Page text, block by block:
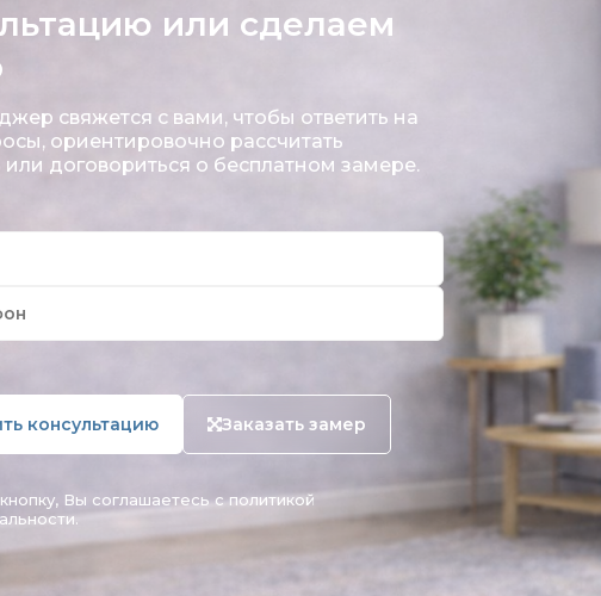
или сделаем
свяжется с вами, чтобы ответить на
ориентировочно рассчитать
или договориться о бесплатном замере.
консультацию Заказать замер
Вы соглашаетесь с политикой